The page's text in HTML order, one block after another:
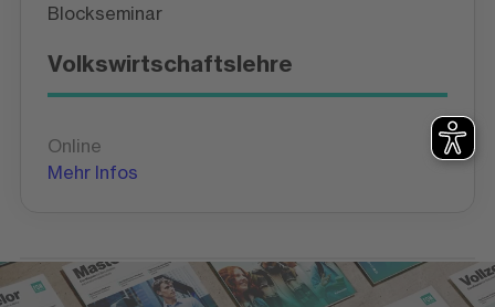
Blockseminar
Volkswirtschaftslehre
Online
Mehr Infos